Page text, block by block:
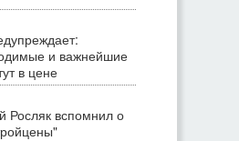
и важнейшие
в цене
вспомнил о